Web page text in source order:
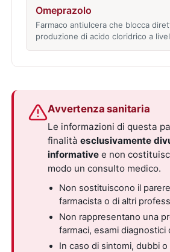
Omeprazolo
Farmaco antiulcera che blocca
produzione di acido cloridrico a
Avvertenza sanitaria
Le informazioni di questa
finalitàesclusivamente
informative e non
modo un consulto medico.
Non sostituiscono il
farmacista o di altri
Non rappresentano una
farmaci, esami diagnostici
In caso di sintomi, dubbi